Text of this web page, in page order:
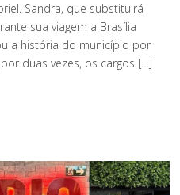
Sandra, que substituirá
sua viagem a Brasília
a história do município por
duas vezes, os cargos […]